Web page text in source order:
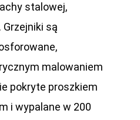
stalowej,
są
malowaniem
pokryte proszkiem
i wypalane w 200